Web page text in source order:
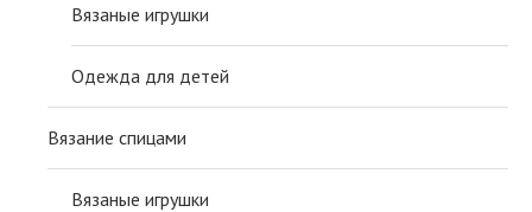
Вязаные игрушки
Одежда для детей
Вязание спицами
Вязаные игрушки